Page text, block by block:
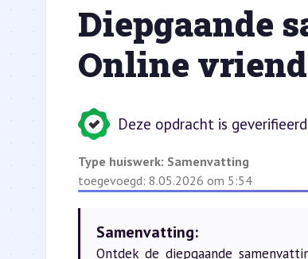
Diepgaande
Online
Deze opdracht is
Type huiswerk: Samenvatting
toegevoegd: 8.05.2026 om 5:54
Samenvatting:
Ontdek de diepgaande